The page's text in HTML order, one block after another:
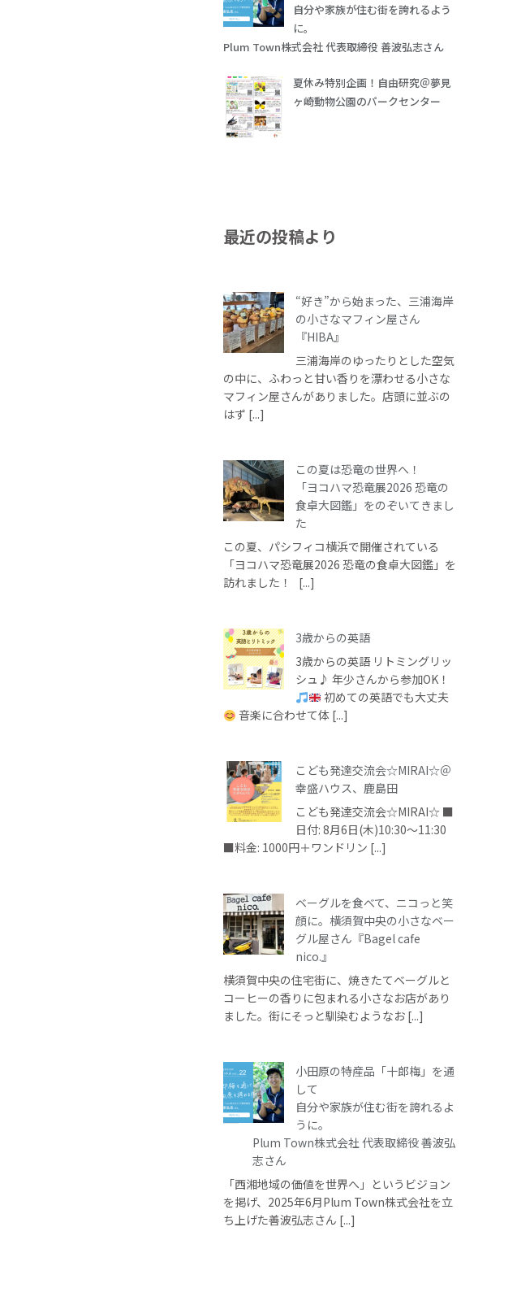
自分や家族が住む街を誇れるよう
に。
Plum Town株式会社 代表取締役 善波弘志さん
夏休み特別企画！自由研究＠夢見
ヶ崎動物公園のパークセンター
最近の投稿より
“好き”から始まった、三浦海岸
の小さなマフィン屋さん
『HIBA』
三浦海岸のゆったりとした空気
の中に、ふわっと甘い香りを漂わせる小さな
マフィン屋さんがありました。店頭に並ぶの
はず [...]
この夏は恐竜の世界へ！
「ヨコハマ恐竜展2026 恐竜の
食卓大図鑑」をのぞいてきまし
た
この夏、パシフィコ横浜で開催されている
「ヨコハマ恐竜展2026 恐竜の食卓大図鑑」を
訪れました！ [...]
3歳からの英語
3歳からの英語 リトミングリッ
シュ♪ 年少さんから参加OK！
初めての英語でも大丈夫
音楽に合わせて体 [...]
こども発達交流会☆MIRAI☆＠
幸盛ハウス、鹿島田
こども発達交流会☆MIRAI☆ ■
日付: 8月6日(木)10:30～11:30
■料金: 1000円＋ワンドリン [...]
ベーグルを食べて、ニコっと笑
顔に。横須賀中央の小さなベー
グル屋さん『Bagel cafe
nico.』
横須賀中央の住宅街に、焼きたてベーグルと
コーヒーの香りに包まれる小さなお店があり
ました。街にそっと馴染むようなお [...]
小田原の特産品「十郎梅」を通
して
自分や家族が住む街を誇れるよ
うに。
Plum Town株式会社 代表取締役 善波弘
志さん
「西湘地域の価値を世界へ」というビジョン
を掲げ、2025年6月Plum Town株式会社を立
ち上げた善波弘志さん [...]